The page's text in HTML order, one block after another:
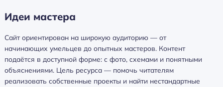
Идеи мастера
Сайт ориентирован на широкую аудиторию — от
начинающих умельцев до опытных мастеров. Контент
подаётся в доступной форме: с фото, схемами и понятными
объяснениями. Цель ресурса — помочь читателям
реализовать собственные проекты и найти нестандартные